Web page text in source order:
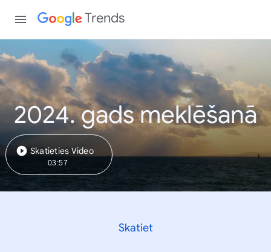
Trends
2024. gads meklēšanā
Skatieties Video
03:57
Skatiet